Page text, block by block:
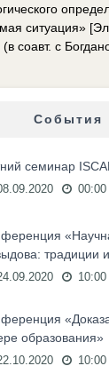
ситуация»
соавт. с
События
семинар
00:00
традиции
10:00
образования»
10:00